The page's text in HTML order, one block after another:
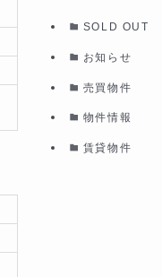
SOLD OUT
お知らせ
売買物件
物件情報
賃貸物件